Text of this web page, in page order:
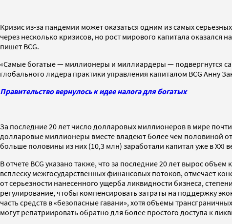
Кризис из-за пандемии может оказаться одним из самых
через несколько кризисов, но рост мирового капитала оказался
пишет BCG.
«Самые богатые — миллионеры и миллиардеры — подвергнутся
глобального лидера практики управления капиталом BCG Анну
Правительство вернулось к идее налога для богатых
За последние 20 лет число долларовых миллионеров в мире почти
долларовые миллионеры вместе владеют более чем половиной
больше половины из них (10,3 млн) заработали капитал уже в XXI
В отчете BCG указано также, что за последние 20 лет вырос
всплеску межгосударственных финансовых потоков, отмечает
от серьезности нанесенного ущерба ликвидности бизнеса,
регулирование, чтобы компенсировать затраты на поддержку
часть средств в «безопасные гавани», хотя объемы
могут репатриировать обратно для более простого доступа к